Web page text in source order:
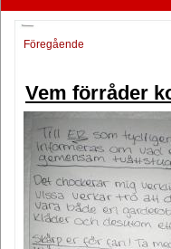
Föregående
Vem förråder